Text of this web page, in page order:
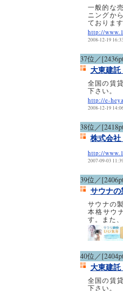
一般的な
ニングか
ておりま
http://
2008-12-19
37位／
大東建
全国の賃
下さい。
http://e-
2008-12-19
38位／
株式会
http://
2007-09-03
39位／
サウナ
サウナの
本格サウ
す。また
40位／
大東建
全国の賃
下さい。